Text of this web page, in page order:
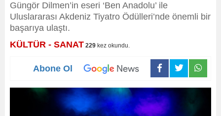
Güngör Dilmen’in eseri ‘Ben Anadolu’ ile
Uluslararası Akdeniz Tiyatro Ödülleri’nde önemli bir
başarıya ulaştı.
KÜLTÜR - SANAT 229 kez okundu.
Abone Ol